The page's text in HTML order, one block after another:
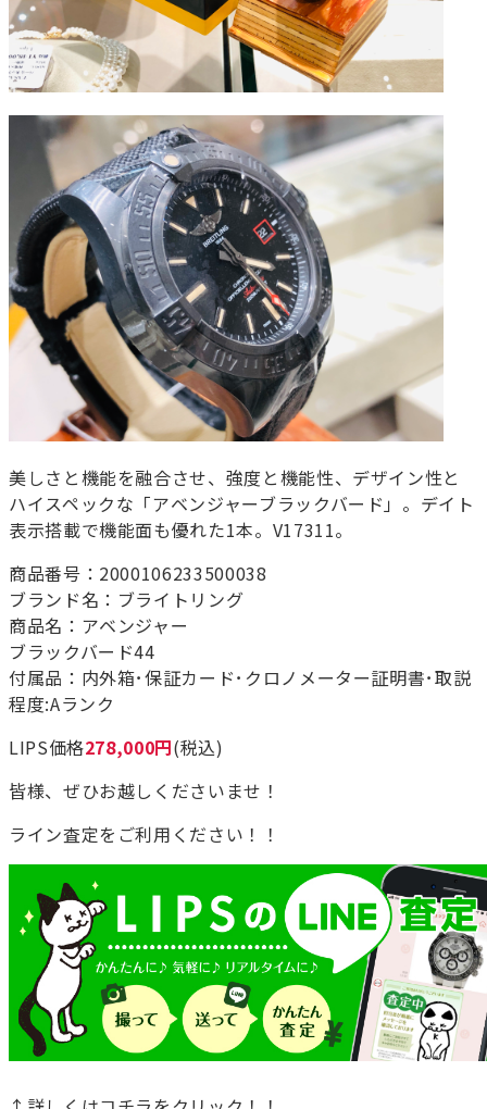
美しさと機能を融合させ、強度と機能性、デザイン性と
ハイスペックな「アベンジャーブラックバード」。デイト
表示搭載で機能面も優れた1本。V17311。
商品番号：2000106233500038
ブランド名：ブライトリング
商品名：アベンジャー
ブラックバード44
付属品：内外箱･保証カード･クロノメーター証明書･取説
程度:Aランク
LIPS価格278,000円(税込)
皆様、ぜひお越しくださいませ！
ライン査定をご利用ください！！